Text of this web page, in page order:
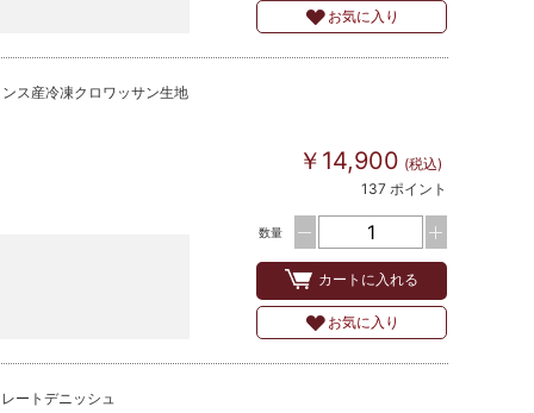
お気に入り
ス産冷凍クロワッサン生地
￥14,900 (税込)
137 ポイント
数量
カートに入れる
お気に入り
ートデニッシュ